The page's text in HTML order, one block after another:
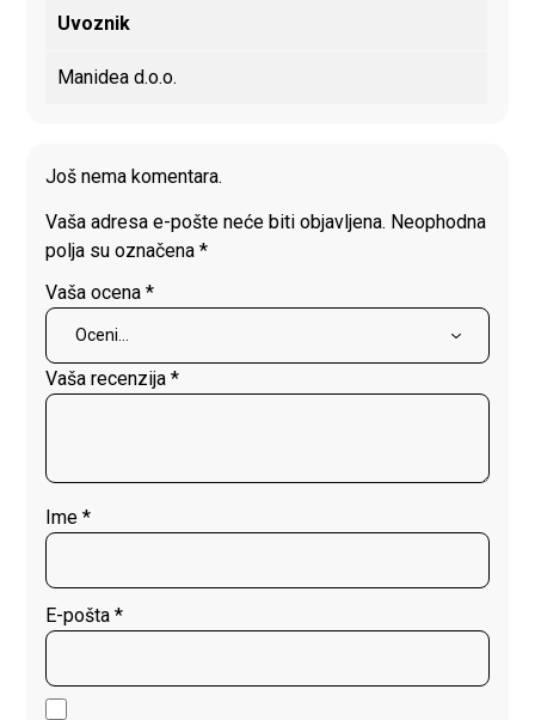
Uvoznik
Manidea d.o.o.
Još nema komentara.
Vaša adresa e-pošte neće biti objavljena. Neophodna
polja su označena*
Vaša ocena*
Vaša recenzija*
Ime*
E-pošta*